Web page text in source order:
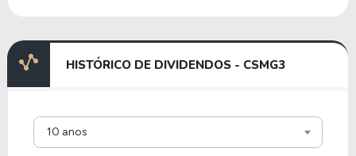
HISTÓRICO DE DIVIDENDOS - CSMG3
10 anos